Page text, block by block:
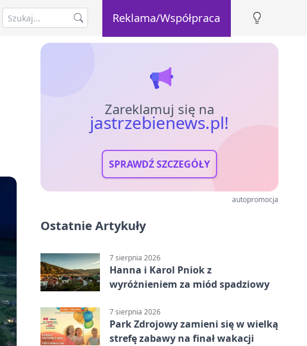
Reklama/Współpraca
Zareklamuj się na
jastrzebienews.pl!
SPRAWDŹ SZCZEGÓŁY
autopromocja
Ostatnie Artykuły
7 sierpnia 2026
Hanna i Karol Pniok z
wyróżnieniem za miód spadziowy
7 sierpnia 2026
Park Zdrojowy zamieni się w wielką
strefę zabawy na finał wakacji